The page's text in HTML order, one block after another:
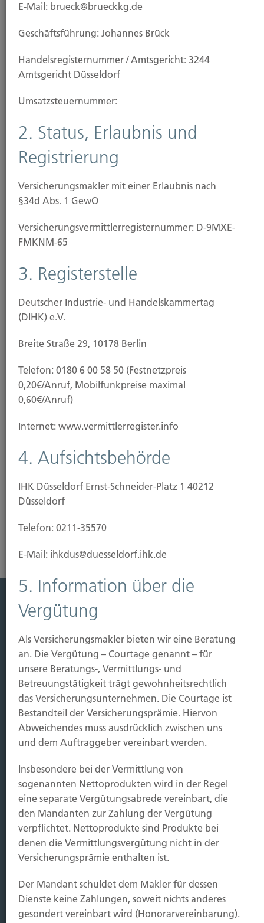
Es ist an der Zeit ein paar Fragen zu stellen.
Vorsorgen
Wir sorgen für Durchblick bei Ihrer Altersvorsorge.
Sichern
Wir helfen Ihnen sich für jegliche Situation abzusichern
Leistung
Leben
Vorsorgen
Sichern
Immobilien Vers.
Kauf Grundstück
Baubeginn
Baufertigstellung/Hauskauf
Schaden
Kontakt
Hubert Brück KG| Inhaber: Dipl. Ökonom Johannes
Brück | Kapellstraße 2 | 40479 Düsseldorf
Telefon:0211-490066 | Fax:0211-4911125 |
Kontaktformular
E-Mail: brueck@brueckkg.de
Geschäftsführung: Johannes Brück
Handels­registernummer / Amtsgericht: 3244
Amtsgericht Düsseldorf
Umsatzsteuer­nummer:
2. Status, Erlaubnis und
Registrierung
Versicherungsmakler mit einer Erlaubnis nach
§34d Abs. 1 GewO
Versicherungs­vermittler­registernummer: D-9MXE-
FMKNM-65
3. Registerstelle
Deutscher Industrie- und Handelskammertag
(DIHK) e.V.
Breite Straße 29, 10178 Berlin
Telefon: 0180 6 00 58 50 (Festnetzpreis
0,20€/Anruf, Mobilfunkpreise maximal
0,60€/Anruf)
Internet: www.vermittlerregister.info
4. Aufsichtsbehörde
IHK Düsseldorf Ernst-Schneider-Platz 1 40212
Düsseldorf
Telefon: 0211-35570
E-Mail: ihkdus@duesseldorf.ihk.de
5. Information über die
Vergütung
Als Versicherungsmakler bieten wir eine Beratung
an. Die Vergütung – Courtage genannt – für
unsere Beratungs-, Vermittlungs- und
Betreuungstätigkeit trägt gewohnheitsrechtlich
das Versicherungsunternehmen. Die Courtage ist
Bestandteil der Versicherungsprämie. Hiervon
Abweichendes muss ausdrücklich zwischen uns
und dem Auftraggeber vereinbart werden.
Insbesondere bei der Vermittlung von
sogenannten Nettoprodukten wird in der Regel
eine separate Vergütungsabrede vereinbart, die
den Mandanten zur Zahlung der Vergütung
verpflichtet. Nettoprodukte sind Produkte bei
denen die Vermittlungsvergütung nicht in der
Versicherungsprämie enthalten ist.
Der Mandant schuldet dem Makler für dessen
Dienste keine Zahlungen, soweit nichts anderes
gesondert vereinbart wird (Honorarvereinbarung).